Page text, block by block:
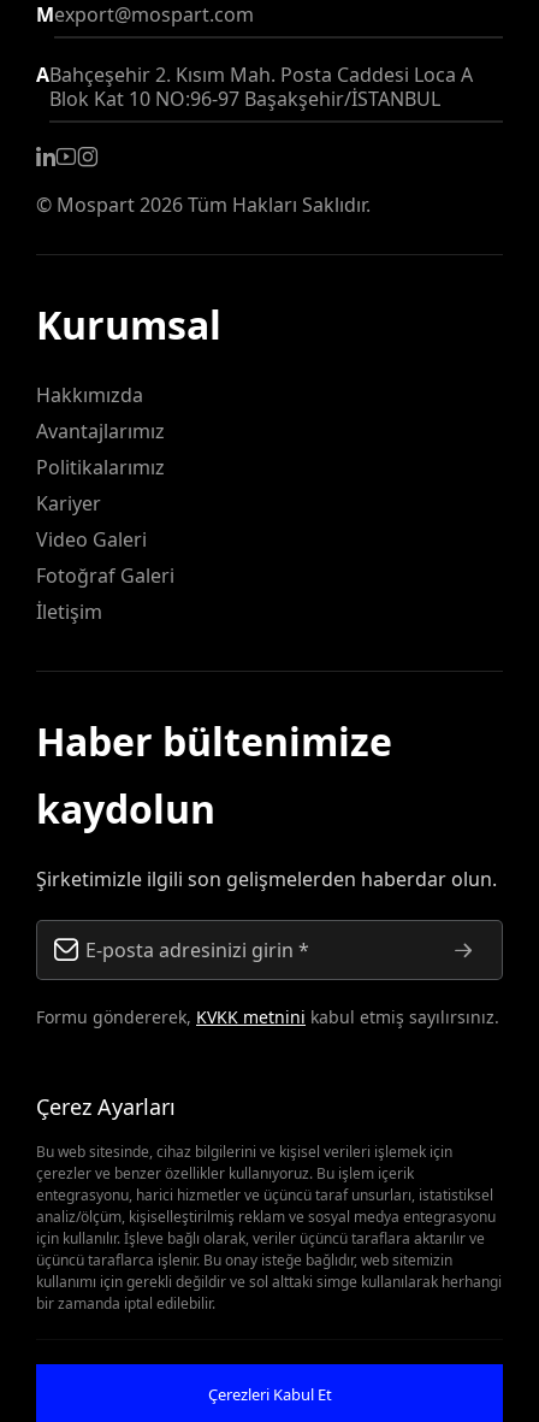
Mexport@mospart.com
ABahçeşehir 2. Kısım Mah. Posta Caddesi Loca A
Blok Kat 10 NO:96-97 Başakşehir/İSTANBUL
© Mospart2026 Tüm Hakları Saklıdır.
Kurumsal
Hakkımızda
Avantajlarımız
Politikalarımız
Kariyer
Video Galeri
Fotoğraf Galeri
İletişim
Haber bültenimize
kaydolun
Şirketimizle ilgili son gelişmelerden haberdar olun.
Formu göndererek, KVKK metnini kabul etmiş sayılırsınız.
Yedek Parçalar Önemli
Olduğunda
Çerez Ayarları
Bu web sitesinde, cihaz bilgilerini ve kişisel verileri işlemek için
çerezler ve benzer özellikler kullanıyoruz. Bu işlem içerik
entegrasyonu, harici hizmetler ve üçüncü taraf unsurları, istatistiksel
analiz/ölçüm, kişiselleştirilmiş reklam ve sosyal medya entegrasyonu
için kullanılır. İşleve bağlı olarak, veriler üçüncü taraflara aktarılır ve
üçüncü taraflarca işlenir. Bu onay isteğe bağlıdır, web sitemizin
kullanımı için gerekli değildir ve sol alttaki simge kullanılarak herhangi
bir zamanda iptal edilebilir.
Çerezleri Kabul Et